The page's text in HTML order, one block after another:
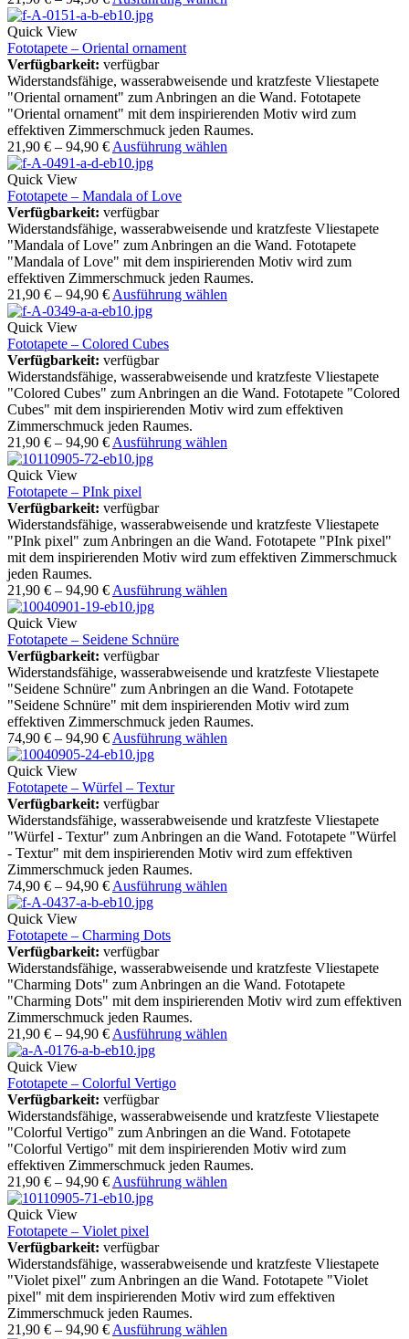
Quick View
Fototapete – Oriental ornament
Verfügbarkeit: verfügbar
Widerstandsfähige, wasserabweisende und kratzfeste Vliestapete
"Oriental ornament" zum Anbringen an die Wand. Fototapete
"Oriental ornament" mit dem inspirierenden Motiv wird zum
effektiven Zimmerschmuck jeden Raumes.
21,90 € – 94,90 € Ausführung wählen
Quick View
Fototapete – Mandala of Love
Verfügbarkeit: verfügbar
Widerstandsfähige, wasserabweisende und kratzfeste Vliestapete
"Mandala of Love" zum Anbringen an die Wand. Fototapete
"Mandala of Love" mit dem inspirierenden Motiv wird zum
effektiven Zimmerschmuck jeden Raumes.
21,90 € – 94,90 € Ausführung wählen
Quick View
Fototapete – Colored Cubes
Verfügbarkeit: verfügbar
Widerstandsfähige, wasserabweisende und kratzfeste Vliestapete
"Colored Cubes" zum Anbringen an die Wand. Fototapete "Colored
Cubes" mit dem inspirierenden Motiv wird zum effektiven
Zimmerschmuck jeden Raumes.
21,90 € – 94,90 € Ausführung wählen
Quick View
Fototapete – PInk pixel
Verfügbarkeit: verfügbar
Widerstandsfähige, wasserabweisende und kratzfeste Vliestapete
"PInk pixel" zum Anbringen an die Wand. Fototapete "PInk pixel"
mit dem inspirierenden Motiv wird zum effektiven Zimmerschmuck
jeden Raumes.
21,90 € – 94,90 € Ausführung wählen
Quick View
Fototapete – Seidene Schnüre
Verfügbarkeit: verfügbar
Widerstandsfähige, wasserabweisende und kratzfeste Vliestapete
"Seidene Schnüre" zum Anbringen an die Wand. Fototapete
"Seidene Schnüre" mit dem inspirierenden Motiv wird zum
effektiven Zimmerschmuck jeden Raumes.
74,90 € – 94,90 € Ausführung wählen
Quick View
Fototapete – Würfel – Textur
Verfügbarkeit: verfügbar
Widerstandsfähige, wasserabweisende und kratzfeste Vliestapete
"Würfel - Textur" zum Anbringen an die Wand. Fototapete "Würfel
- Textur" mit dem inspirierenden Motiv wird zum effektiven
Zimmerschmuck jeden Raumes.
74,90 € – 94,90 € Ausführung wählen
Quick View
Fototapete – Charming Dots
Verfügbarkeit: verfügbar
Widerstandsfähige, wasserabweisende und kratzfeste Vliestapete
"Charming Dots" zum Anbringen an die Wand. Fototapete
"Charming Dots" mit dem inspirierenden Motiv wird zum effektiven
Zimmerschmuck jeden Raumes.
21,90 € – 94,90 € Ausführung wählen
Quick View
Fototapete – Colorful Vertigo
Verfügbarkeit: verfügbar
Widerstandsfähige, wasserabweisende und kratzfeste Vliestapete
"Colorful Vertigo" zum Anbringen an die Wand. Fototapete
"Colorful Vertigo" mit dem inspirierenden Motiv wird zum
effektiven Zimmerschmuck jeden Raumes.
21,90 € – 94,90 € Ausführung wählen
Quick View
Fototapete – Violet pixel
Verfügbarkeit: verfügbar
Widerstandsfähige, wasserabweisende und kratzfeste Vliestapete
"Violet pixel" zum Anbringen an die Wand. Fototapete "Violet
pixel" mit dem inspirierenden Motiv wird zum effektiven
Zimmerschmuck jeden Raumes.
21,90 € – 94,90 € Ausführung wählen